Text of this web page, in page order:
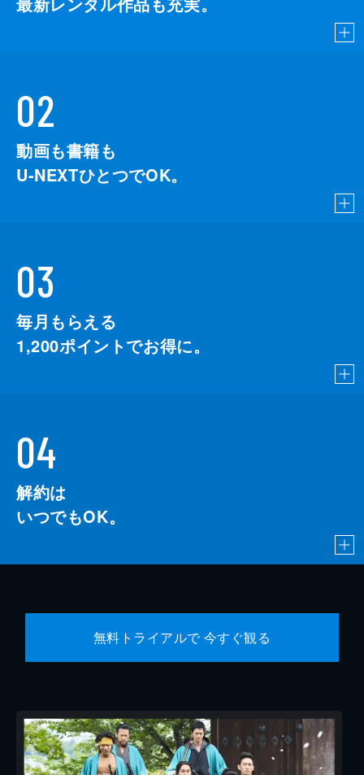
02
動画も書籍も
U-NEXTひとつでOK。
03
毎月もらえる
1,200ポイントでお得に。
04
解約は
いつでもOK。
無料トライアルで 今すぐ観る